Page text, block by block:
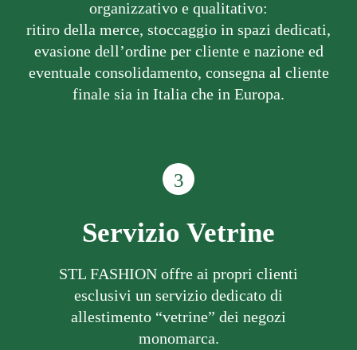
organizzativo e qualitativo:
ritiro della merce, stoccaggio in spazi dedicati,
evasione dell’ordine per cliente e nazione ed
eventuale consolidamento, consegna al cliente
finale sia in Italia che in Europa.
3
Servizio Vetrine
STL FASHION offre ai propri clienti
esclusivi un servizio dedicato di
allestimento “vetrine” dei negozi
monomarca.